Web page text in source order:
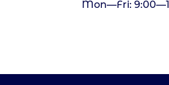
Mon—Fri: